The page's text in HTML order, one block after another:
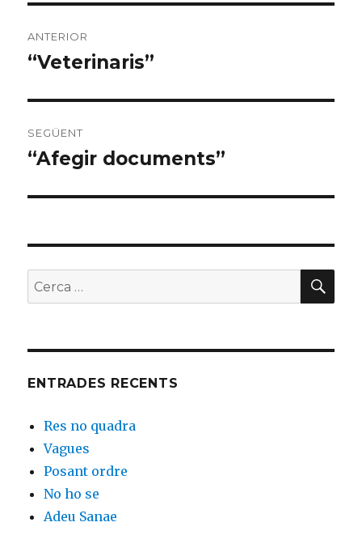
d'entrades
ANTERIOR
Entrada
“Veterinaris”
SEGÜENT
Entrada
“Afegir documents”
Buscar
per:
ENTRADES RECENTS
Res no quadra
Vagues
Posant ordre
No ho se
Adeu Sanae